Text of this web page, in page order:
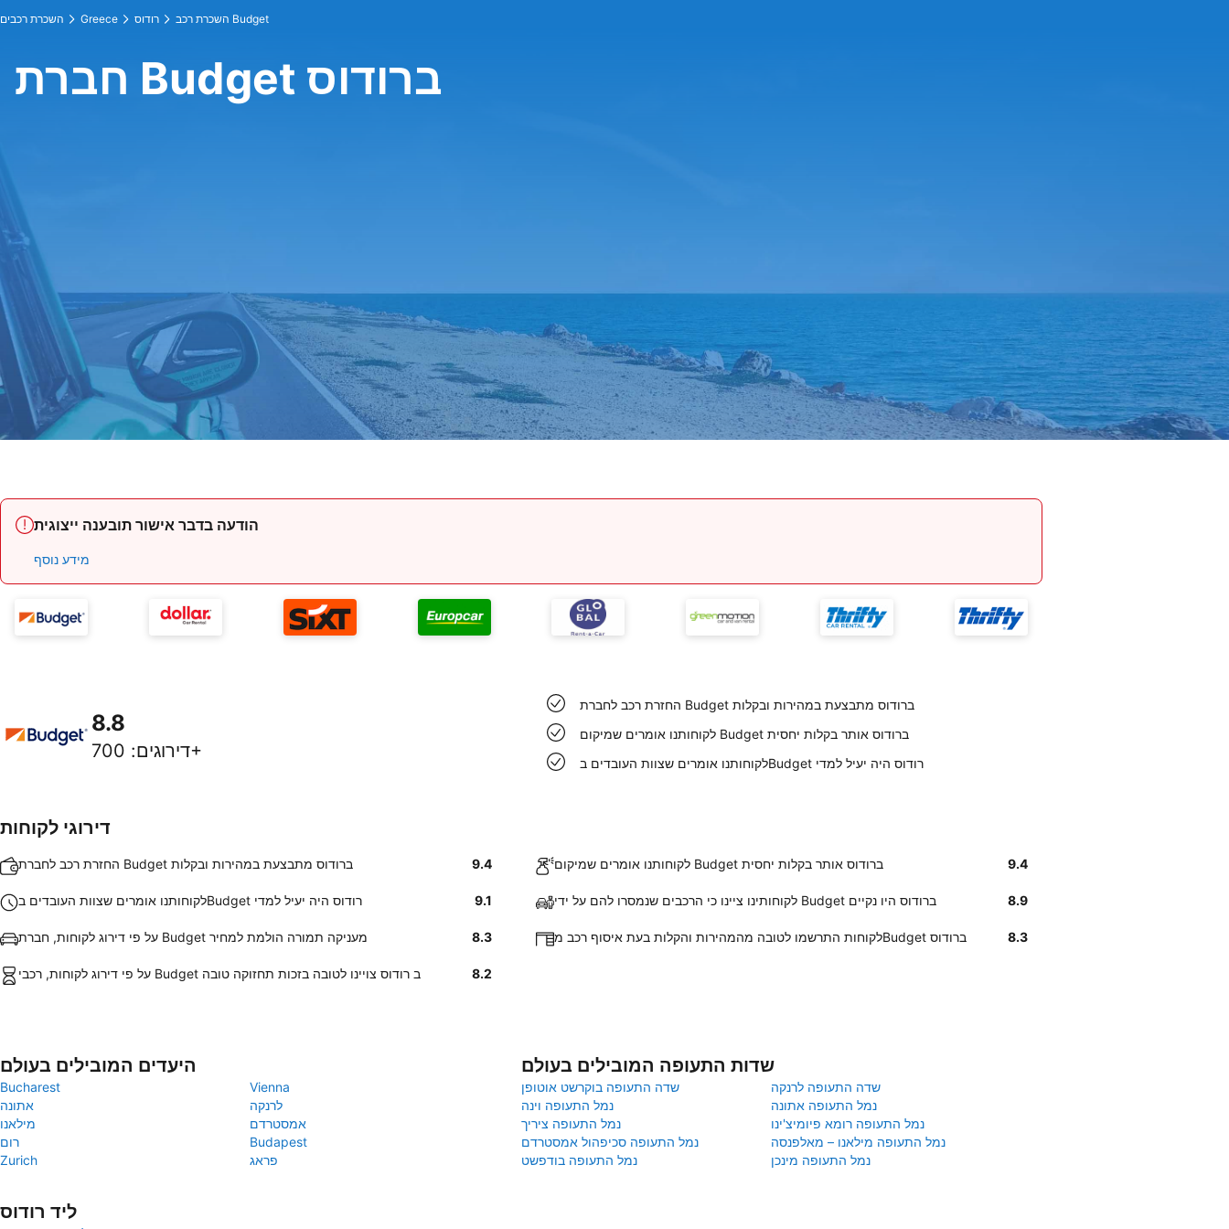
השכרת רכבים Greece רודוס השכרת רכב Budget
חברת Budget ברודוס
הודעה בדבר אישור תובענה ייצוגית
מידע נוסף
8.8
דירוגים: 700+
החזרת רכב לחברת Budget ברודוס מתבצעת במהירות ובקלות
לקוחותנו אומרים שמיקום Budget ברודוס אותר בקלות יחסית
לקוחותנו אומרים שצוות העובדים בBudget רודוס היה יעיל למדי
דירוגי לקוחות
החזרת רכב לחברת Budget ברודוס מתבצעת במהירות ובקלות 9.4 לקוחותנו אומרים שמיקום Budget ברודוס אותר בקלות יחסית 9.4
לקוחותנו אומרים שצוות העובדים בBudget רודוס היה יעיל למדי 9.1 לקוחותינו ציינו כי הרכבים שנמסרו להם על ידי Budget ברודוס היו נקיים 8.9
על פי דירוג לקוחות, חברת Budget מעניקה תמורה הולמת למחיר 8.3 לקוחות התרשמו לטובה מהמהירות והקלות בעת איסוף רכב מBudget ברודוס 8.3
על פי דירוג לקוחות, רכבי Budget ב רודוס צויינו לטובה בזכות תחזוקה טובה 8.2
היעדים המובילים בעולם
Bucharest
Vienna
אתונה
לרנקה
מילאנו
אמסטרדם
רום
Budapest
Zurich
פראג
שדות התעופה המובילים בעולם
שדה התעופה בוקרשט אוטופן
שדה התעופה לרנקה
נמל התעופה וינה
נמל התעופה אתונה
נמל התעופה ציריך
נמל התעופה רומא פיומיצ'ינו
נמל התעופה סכיפהול אמסטרדם
נמל התעופה מילאנו – מאלפנסה
נמל התעופה בודפשט
נמל התעופה מינכן
ליד רודוס